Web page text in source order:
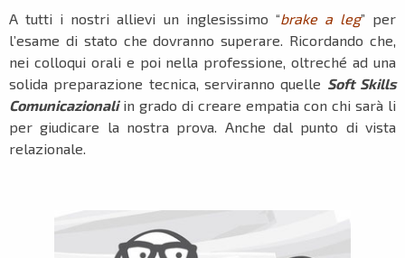
A tutti i nostri allievi un inglesissimo “brake a leg” per
l’esame di stato che dovranno superare. Ricordando che,
nei colloqui orali e poi nella professione, oltreché ad una
solida preparazione tecnica, serviranno quelle Soft Skills
Comunicazionaliin grado di creare empatia con chi sarà li
per giudicare la nostra prova. Anche dal punto di vista
relazionale.